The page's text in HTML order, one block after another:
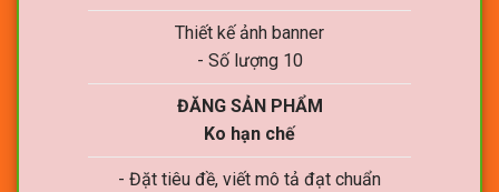
Thiết kế ảnh banner
- Số lượng 10
ĐĂNG SẢN PHẨM
Ko hạn chế
- Đặt tiêu đề, viết mô tả đạt chuẩn